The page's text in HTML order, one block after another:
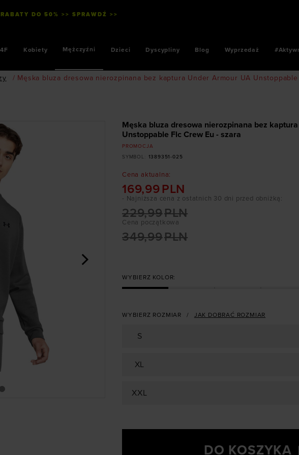
DO 50% >> SPRAWDŹ >>
4F Kobiety Mężczyźni Dzieci Dyscypliny Blog Wyprzedaż
/ Męska bluza dresowa nierozpinana bez kaptura Under Armour UA
Męska bluza dresowa nierozpinana bez
Unstoppable Flc Crew Eu - szara
PROMOCJA
SYMBOL
1389351-025
Cena aktualna:
169,99 PLN
Cena początkowa
349,99PLN
229,99PLN
- Najniższa cena z ostatnich 30 dni przed obniżką:
WYBIERZ KOLOR:
WYBIERZ ROZMIAR JAK DOBRAĆ ROZMIAR
S
XL
XXL
DO KOSZYKA